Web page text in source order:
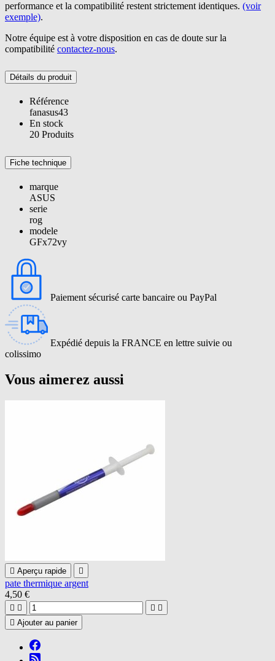
performance et la compatibilité restent strictement identiques. (voir
exemple).
Notre équipe est à votre disposition en cas de doute sur la
compatibilité contactez-nous.
Détails du produit
Référence
fanasus43
En stock
20 Produits
Fiche technique
marque
ASUS
serie
rog
modele
GFx72vy
Paiement sécurisé carte bancaire ou PayPal
Expédié depuis la FRANCE en lettre suivie ou
colissimo
Vous aimerez aussi
 Aperçu rapide 
pate thermique argent
4,50 €
   
 Ajouter au panier